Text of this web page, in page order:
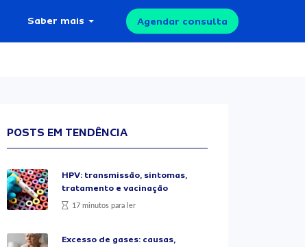
Saber mais Agendar consulta
POSTS EM TENDÊNCIA
HPV: transmissão, sintomas,
tratamento e vacinação
17 minutos para ler
Excesso de gases: causas,